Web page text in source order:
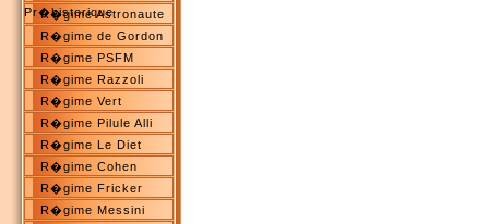
Pr�historique
R�gime Astronaute
R�gime de Gordon
R�gime PSFM
R�gime Razzoli
R�gime Vert
R�gime Pilule Alli
R�gime Le Diet
R�gime Cohen
R�gime Fricker
R�gime Messini